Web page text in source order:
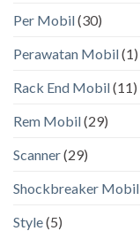
Per Mobil(30)
Perawatan Mobil(1)
Rack End Mobil(11)
Rem Mobil(29)
Scanner(29)
Shockbreaker Mobil
Style(5)